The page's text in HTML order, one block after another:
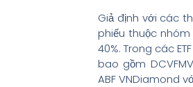
Giả định với các
phiếu thuộc
40%. Trong các
bao gồm
ABF VNDiamond